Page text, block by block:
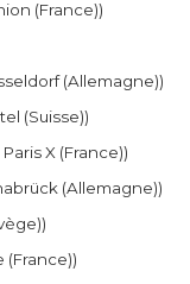
(France))
(Allemagne))
(Suisse))
X (France))
(Allemagne))
(France))